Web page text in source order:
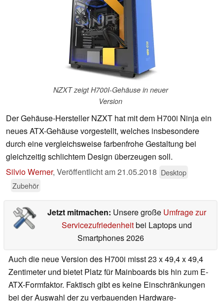
NZXT zeigt H700I-Gehäuse in neuer
Version
Der Gehäuse-Hersteller NZXT hat mit dem H700i Ninja ein
neues ATX-Gehäuse vorgestellt, welches insbesondere
durch eine vergleichsweise farbenfrohe Gestaltung bei
gleichzeitig schlichtem Design überzeugen soll.
Silvio Werner, Veröffentlicht am21.05.2018 Desktop
Zubehör
Jetzt mitmachen: Unsere große Umfrage zur
Servicezufriedenheitbei Laptops und
Smartphones 2026
Auch die neue Version des H700i misst 23 x 49,4 x 49,4
Zentimeter und bietet Platz für Mainboards bis hin zum E-
ATX-Formfaktor. Faktisch gibt es keine Einschränkungen
bei der Auswahl der zu verbauenden Hardware-